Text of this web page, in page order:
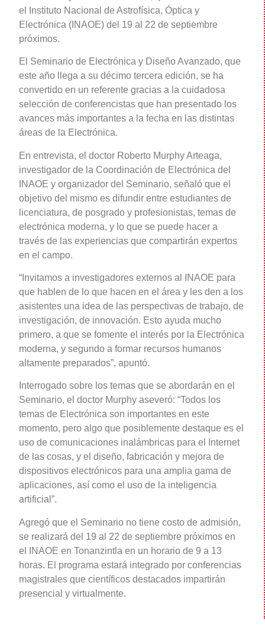
el Instituto Nacional de Astrofísica, Óptica y
Electrónica (INAOE) del 19 al 22 de septiembre
próximos.
El Seminario de Electrónica y Diseño Avanzado, que
este año llega a su décimo tercera edición, se ha
convertido en un referente gracias a la cuidadosa
selección de conferencistas que han presentado los
avances más importantes a la fecha en las distintas
áreas de la Electrónica.
En entrevista, el doctor Roberto Murphy Arteaga,
investigador de la Coordinación de Electrónica del
INAOE y organizador del Seminario, señaló que el
objetivo del mismo es difundir entre estudiantes de
licenciatura, de posgrado y profesionistas, temas de
electrónica moderna, y lo que se puede hacer a
través de las experiencias que compartirán expertos
en el campo.
“Invitamos a investigadores externos al INAOE para
que hablen de lo que hacen en el área y les den a los
asistentes una idea de las perspectivas de trabajo, de
investigación, de innovación. Esto ayuda mucho
primero, a que se fomente el interés por la Electrónica
moderna, y segundo a formar recursos humanos
altamente preparados”, apuntó.
Interrogado sobre los temas que se abordarán en el
Seminario, el doctor Murphy aseveró: “Todos los
temas de Electrónica son importantes en este
momento, pero algo que posiblemente destaque es el
uso de comunicaciones inalámbricas para el Internet
de las cosas, y el diseño, fabricación y mejora de
dispositivos electrónicos para una amplia gama de
aplicaciones, así como el uso de la inteligencia
artificial”.
Agregó que el Seminario no tiene costo de admisión,
se realizará del 19 al 22 de septiembre próximos en
el INAOE en Tonanzintla en un horario de 9 a 13
horas. El programa estará integrado por conferencias
magistrales que científicos destacados impartirán
presencial y virtualmente.